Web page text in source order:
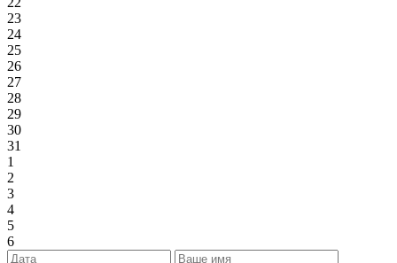
23
24
25
26
27
28
29
30
31
1
2
3
4
5
6